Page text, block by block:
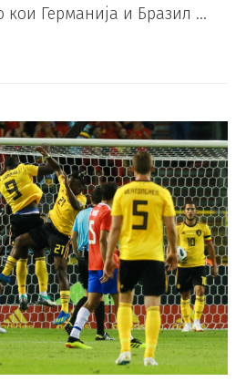
кои Германија и Бразил …